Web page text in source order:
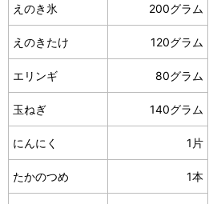
えのき氷 200グラム
えのきたけ 120グラム
エリンギ 80グラム
玉ねぎ 140グラム
にんにく 1片
たかのつめ 1本